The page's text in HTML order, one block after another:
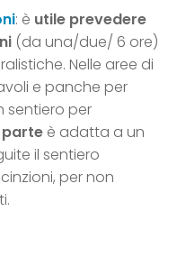
: è utile prevedere
(da una/due/ 6 ore)
Nelle aree di
e panche per
sentiero per
è adatta a un
il sentiero
per non